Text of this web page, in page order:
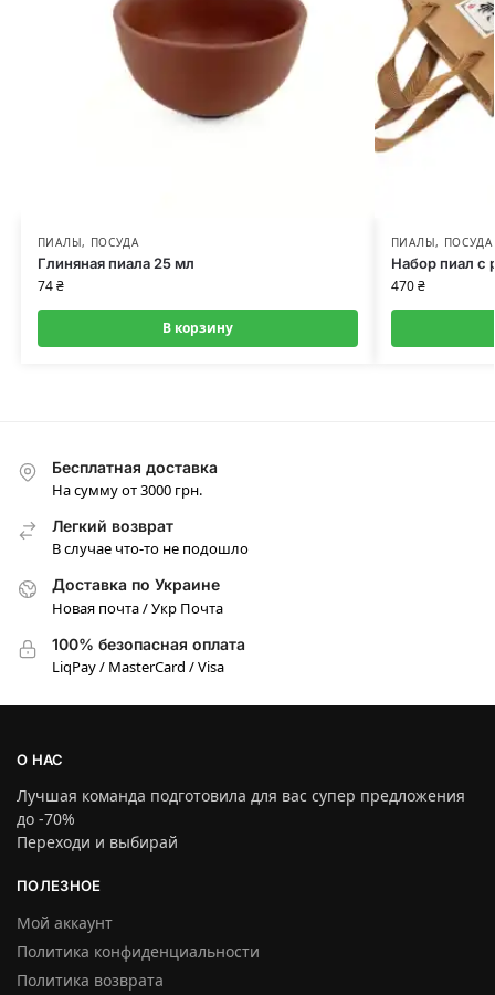
ПИАЛЫ, ПОСУДА
Глиняная пиала 25 мл
74₴
В корзину
ПИАЛЫ, ПОСУДА
Набор пиал с
470₴
Бесплатная доставка
На сумму от 3000 грн.
Легкий возврат
В случае что-то не подошло
Доставка по Украине
Новая почта / Укр Почта
100% безопасная оплата
LiqPay / MasterCard / Visa
О НАС
Лучшая команда подготовила для вас супер предложения
до -70%
Переходи и выбирай
ПОЛЕЗНОЕ
Мой аккаунт
Политика конфиденциальности
Политика возврата